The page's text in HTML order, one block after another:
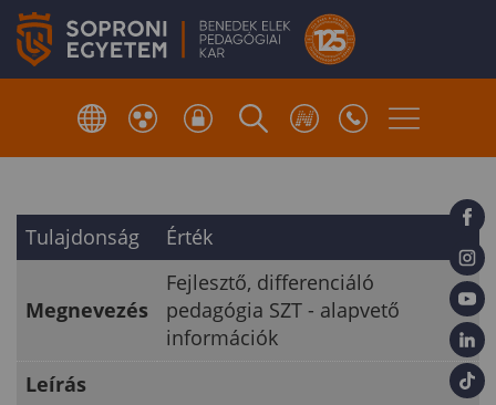
Tulajdonság Érték
Megnevezés
Fejlesztő, differenciáló
pedagógia SZT - alapvető
információk
Leírás